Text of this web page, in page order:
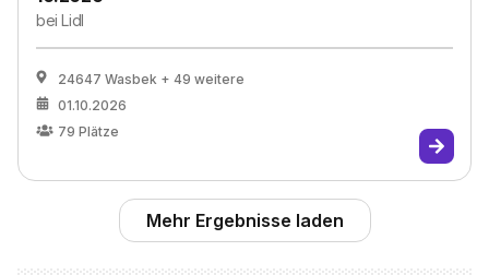
beiLidl
24647 Wasbek + 49 weitere
01.10.2026
79 Plätze
Mehr Ergebnisse laden